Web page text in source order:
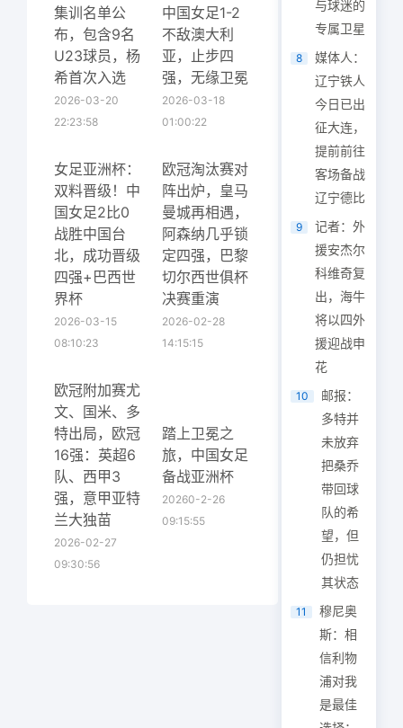
集训名单公
布，包含9名
U23球员，杨
希首次入选
2026-03-20
22:23:58
中国女足1-2
不敌澳大利
亚，止步四
强，无缘卫冕
2026-03-18
01:00:22
女足亚洲杯：
双料晋级！中
国女足2比0
战胜中国台
北，成功晋级
四强+巴西世
界杯
2026-03-15
08:10:23
欧冠淘汰赛对
阵出炉，皇马
曼城再相遇，
阿森纳几乎锁
定四强，巴黎
切尔西世俱杯
决赛重演
2026-02-28
14:15:15
欧冠附加赛尤
文、国米、多
特出局，欧冠
16强：英超6
队、西甲3
强，意甲亚特
兰大独苗
2026-02-27
09:30:56
踏上卫冕之
旅，中国女足
备战亚洲杯
20260-2-26
09:15:55
与球迷的
专属卫星
8
媒体人：
辽宁铁人
今日已出
征大连，
提前前往
客场备战
辽宁德比
9
记者：外
援安杰尔
科维奇复
出，海牛
将以四外
援迎战申
花
10
邮报：
多特并
未放弃
把桑乔
带回球
队的希
望，但
仍担忧
其状态
11
穆尼奥
斯：相
信利物
浦对我
是最佳